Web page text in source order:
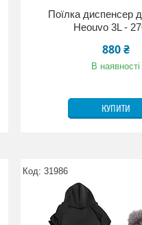
Поїлка диспенсер
Heouvo 3L -
880 ₴
В наявності
КУПИТИ
31986